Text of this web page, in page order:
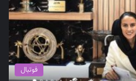
فوتبال